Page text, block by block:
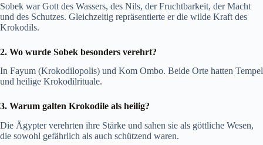
Sobek war Gott des Wassers, des Nils, der Fruchtbarkeit, der Macht
und des Schutzes. Gleichzeitig repräsentierte er die wilde Kraft des
Krokodils.
2. Wo wurde Sobek besonders verehrt?
In Fayum (Krokodilopolis) und Kom Ombo. Beide Orte hatten Tempel
und heilige Krokodilrituale.
3. Warum galten Krokodile als heilig?
Die Ägypter verehrten ihre Stärke und sahen sie als göttliche Wesen,
die sowohl gefährlich als auch schützend waren.